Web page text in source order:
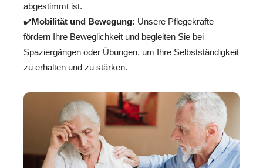
abgestimmt ist.
✔️Mobilität und Bewegung: Unsere Pflegekräfte
fördern Ihre Beweglichkeit und begleiten Sie bei
Spaziergängen oder Übungen, um Ihre Selbstständigkeit
zu erhalten und zu stärken.